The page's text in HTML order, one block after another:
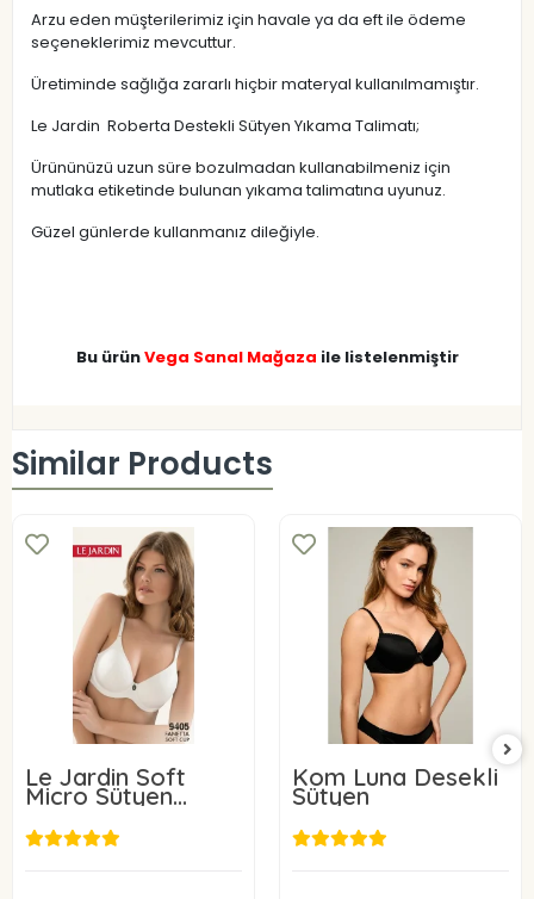
Arzu eden müşterilerimiz için havale ya da eft ile ödeme
seçeneklerimiz mevcuttur.
Üretiminde sağlığa zararlı hiçbir materyal kullanılmamıştır.
Le Jardin Roberta Destekli Sütyen Yıkama Talimatı;
Ürününüzü uzun süre bozulmadan kullanabilmeniz için
mutlaka etiketinde bulunan yıkama talimatına uyunuz.
Güzel günlerde kullanmanız dileğiyle.
Bu ürünVega Sanal Mağaza ile listelenmiştir
Similar Products
Le Jardin Soft
Micro Sütyen
9405-C
24,00 USD
Kom Luna Desekli
Sütyen
31,96 USD